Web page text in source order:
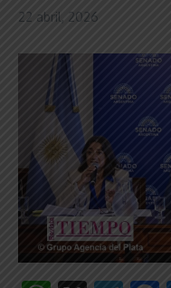
22 abril, 2026